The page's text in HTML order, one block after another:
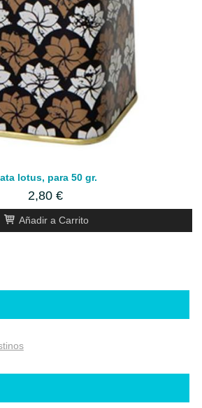
lotus, para 50 gr.
2,80 €
Añadir a Carrito